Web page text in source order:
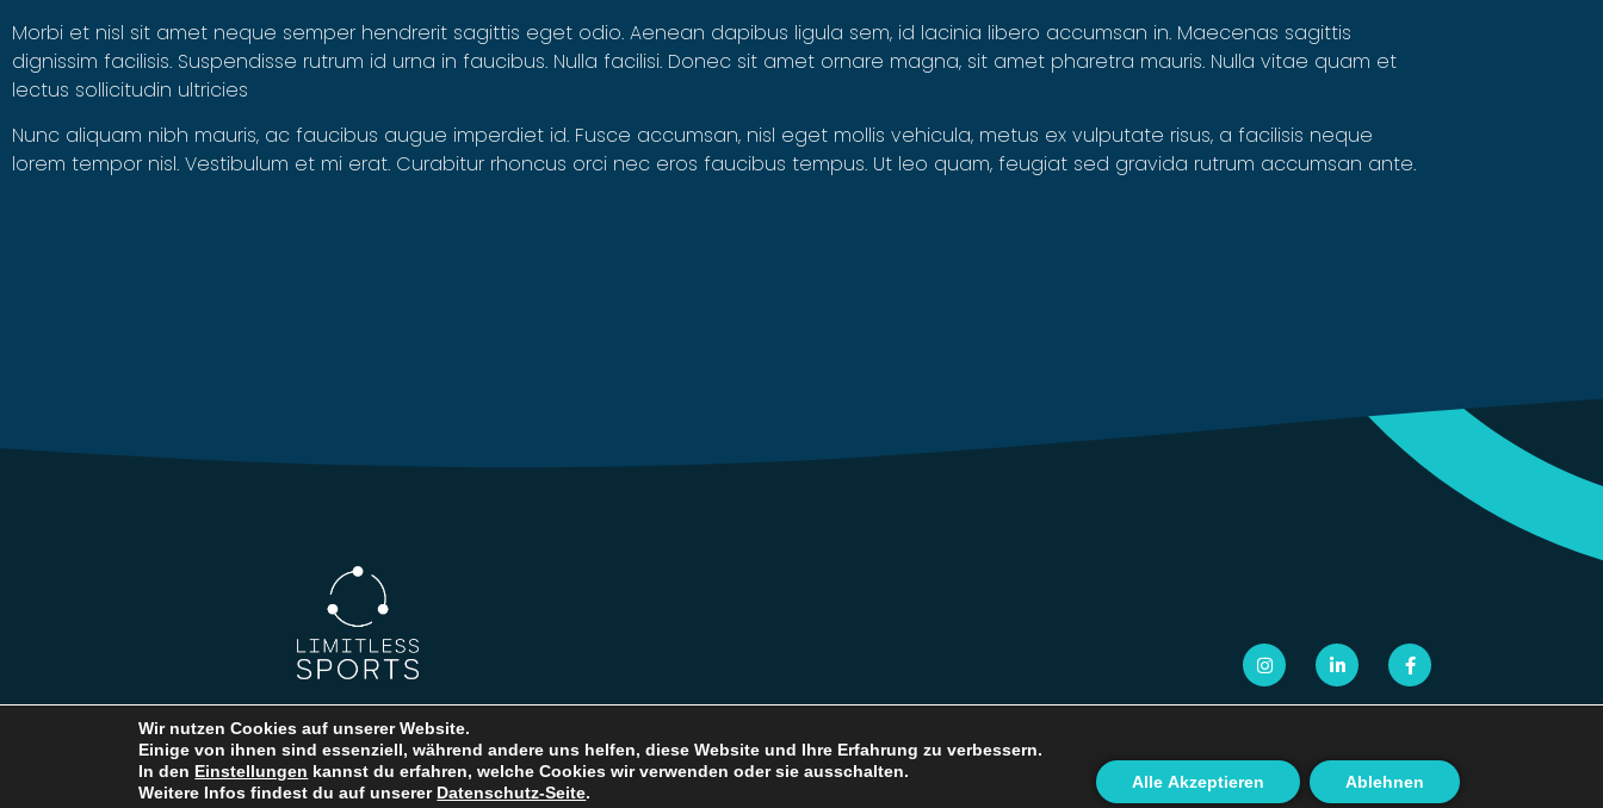
Morbi et nisl sit amet neque semper hendrerit sagittis eget odio. Aenean dapibus ligula sem, id lacinia libero accumsan in. Maecenas sagittis
dignissim facilisis. Suspendisse rutrum id urna in faucibus. Nulla facilisi. Donec sit amet ornare magna, sit amet pharetra mauris. Nulla vitae quam et
lectus sollicitudin ultricies
Nunc aliquam nibh mauris, ac faucibus augue imperdiet id. Fusce accumsan, nisl eget mollis vehicula, metus ex vulputate risus, a facilisis neque
lorem tempor nisl. Vestibulum et mi erat. Curabitur rhoncus orci nec eros faucibus tempus. Ut leo quam, feugiat sed gravida rutrum accumsan ante.
Wir nutzen Cookies auf unserer Website.
Einige von ihnen sind essenziell, während andere uns helfen, diese Website und Ihre Erfahrung zu verbessern.
In den Einstellungen kannst du erfahren, welche Cookies wir verwenden oder sie ausschalten.
Weitere Infos findest du auf unserer Datenschutz-Seite.
Alle Akzeptieren Ablehnen